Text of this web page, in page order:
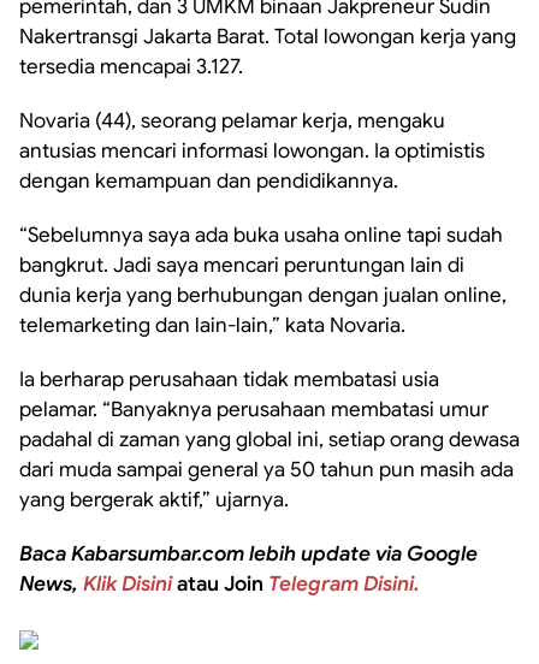
pemerintah, dan 3 UMKM binaan Jakpreneur Sudin
Nakertransgi Jakarta Barat. Total lowongan kerja yang
tersedia mencapai 3.127.
Novaria (44), seorang pelamar kerja, mengaku
antusias mencari informasi lowongan. Ia optimistis
dengan kemampuan dan pendidikannya.
“Sebelumnya saya ada buka usaha online tapi sudah
bangkrut. Jadi saya mencari peruntungan lain di
dunia kerja yang berhubungan dengan jualan online,
telemarketing dan lain-lain,” kata Novaria.
Ia berharap perusahaan tidak membatasi usia
pelamar. “Banyaknya perusahaan membatasi umur
padahal di zaman yang global ini, setiap orang dewasa
dari muda sampai general ya 50 tahun pun masih ada
yang bergerak aktif,” ujarnya.
Baca Kabarsumbar.com lebih update via Google
News, Klik Disiniatau Join Telegram Disini.